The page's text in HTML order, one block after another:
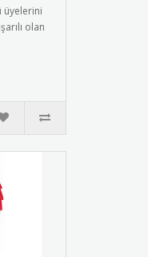
üyelerini
olan